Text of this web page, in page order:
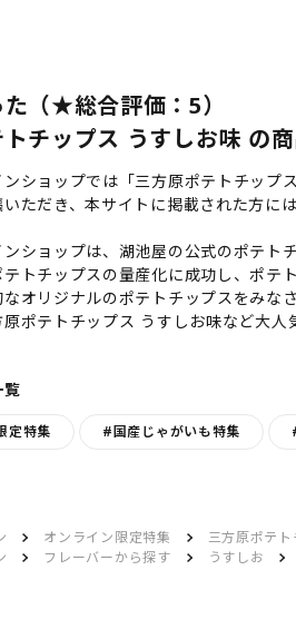
（★総合評価：5）
チップス うすしお味 の
ショップでは「三方原ポテトチップ
いただき、本サイトに掲載された方に
ショップは、湖池屋の公式のポテ
トチップスの量産化に成功し、ポテ
オリジナルのポテトチップスをみな
ポテトチップス うすしお味など大
覧
定特集 #国産じゃがいも特集
オンライン限定特集 三方原ポテ
フレーバーから探す うすしお